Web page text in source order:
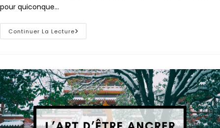
pour quiconque…
Continuer La Lecture